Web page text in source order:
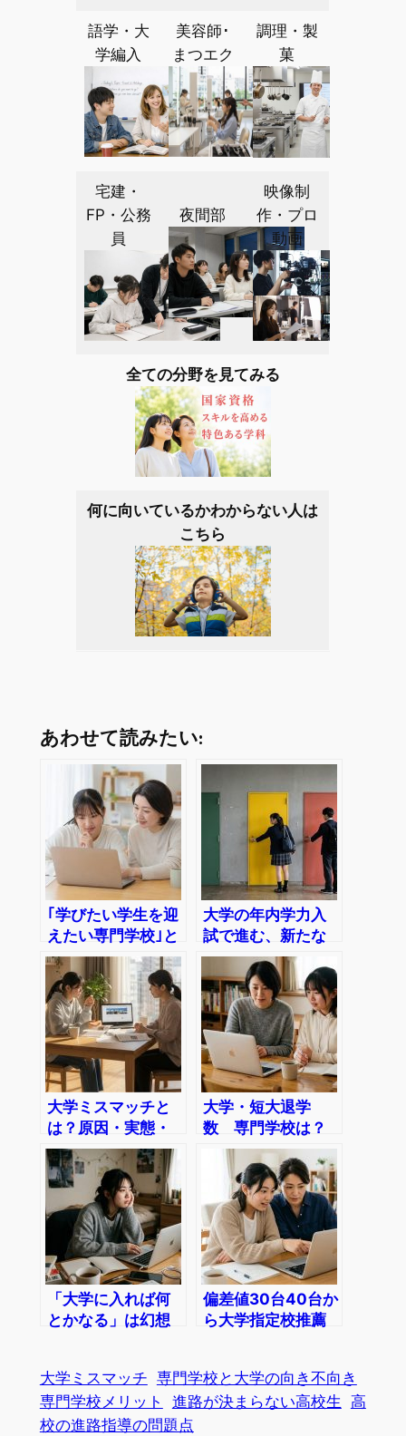
語学・大
学編入
美容師･
まつエク
調理・製
菓
宅建・
FP・公務
員
夜間部
映像制
作・プロ
動画
全ての分野を見てみる
何に向いているかわからない人は
こちら
あわせて読みたい:
｢学びたい学生を迎
えたい専門学校｣と
｢人を集めたい大
学｣の違い
大学の年内学力入
試で進む、新たな
「大学ミスマッ
チ」！？
大学ミスマッチと
は？原因・実態・
防ぐ方法を解説
大学・短大退学
数 専門学校は？
「大学に入れば何
とかなる」は幻想
偏差値30台40台か
ら大学指定校推薦
大学ミスマッチ 専門学校と大学の向き不向き
専門学校メリット
進路が決まらない高校生 高
校の進路指導の問題点